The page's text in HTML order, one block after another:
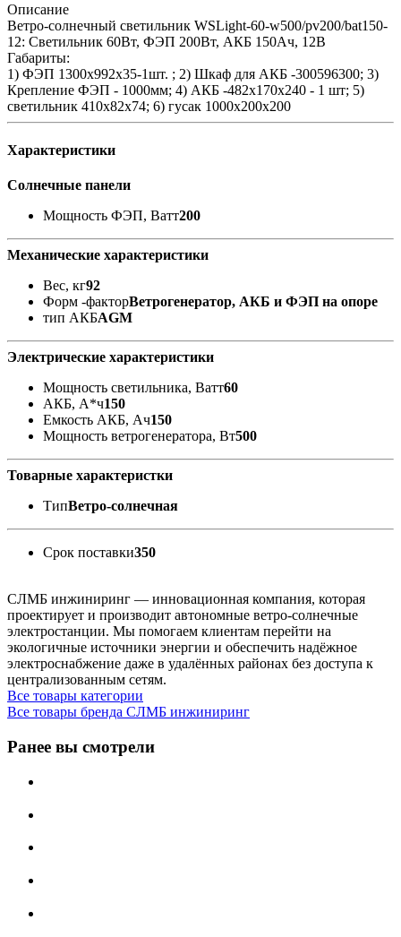
Описание
Ветро-солнечный светильник WSLight-60-w500/pv200/bat150-
12: Светильник 60Вт, ФЭП 200Вт, АКБ 150Ач, 12В
Габариты:
1) ФЭП 1300х992x35-1шт. ; 2) Шкаф для АКБ -300596300; 3)
Крепление ФЭП - 1000мм; 4) АКБ -482x170x240 - 1 шт; 5)
светильник 410x82x74; 6) гусак 1000х200х200
Характеристики
Солнечные панели
Мощность ФЭП, Ватт200
Механические характеристики
Вес, кг92
Форм -факторВетрогенератор, АКБ и ФЭП на опоре
тип АКБAGM
Электрические характеристики
Мощность светильника, Ватт60
АКБ, А*ч150
Емкость АКБ, Ач150
Мощность ветрогенератора, Вт500
Товарные характеристки
ТипВетро-солнечная
Срок поставки350
СЛМБ инжиниринг — инновационная компания, которая
проектирует и производит автономные ветро‑солнечные
электростанции. Мы помогаем клиентам перейти на
экологичные источники энергии и обеспечить надёжное
электроснабжение даже в удалённых районах без доступа к
централизованным сетям.
Все товары категории
Все товары бренда СЛМБ инжиниринг
Ранее вы смотрели